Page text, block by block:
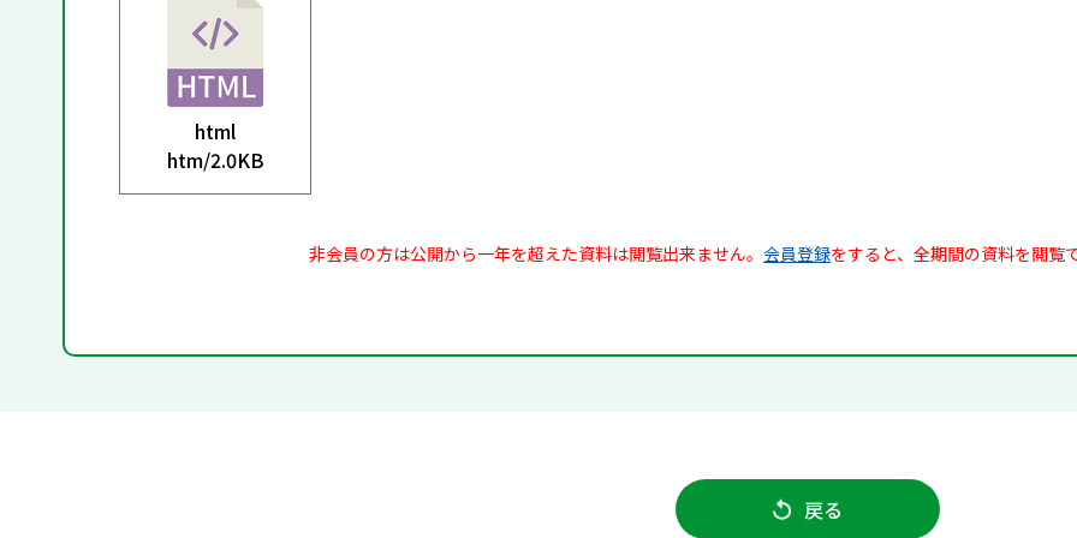
html
htm/2.0KB
非会員の方は公開から一年を超えた資料は閲覧出来ません。 会員登録をすると、全期間の資料を閲覧
戻る